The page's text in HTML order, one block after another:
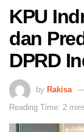
KPU
dan
DPRD
by Rakisa
Reading Time: 2